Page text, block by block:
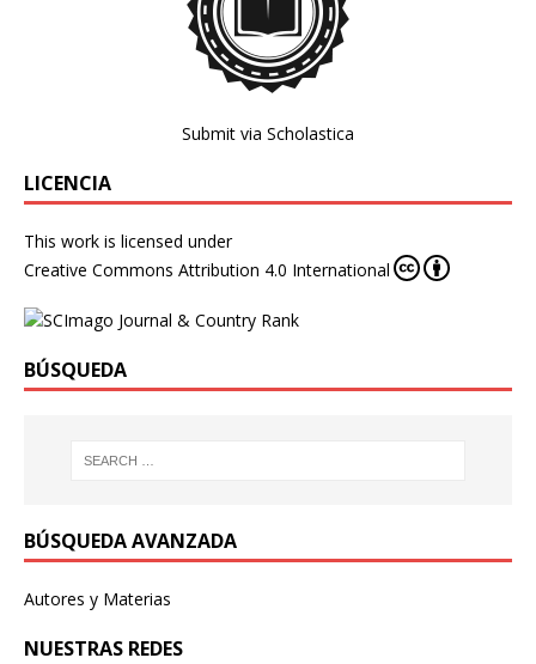
Submit via Scholastica
LICENCIA
This work is licensed under
Creative Commons Attribution 4.0 International
BÚSQUEDA
BÚSQUEDA AVANZADA
Autores y Materias
NUESTRAS REDES